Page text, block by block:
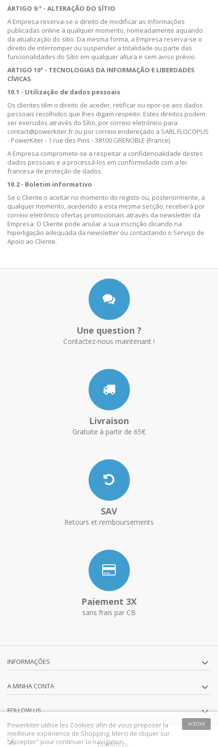
ARTIGO 9.º - ALTERAÇÃO DO SÍTIO
A Empresa reserva-se o direito de modificar as informações
publicadas online a qualquer momento, nomeadamente aquando
da atualização do sítio. Da mesma forma, a Empresa reserva-se o
direito de interromper ou suspender a totalidade ou parte das
funcionalidades do Sítio em qualquer altura e sem aviso prévio.
ARTIGO 10º - TECNOLOGIAS DA INFORMAÇÃO E LIBERDADES
CÍVICAS
10.1 - Utilização de dados pessoais
Os clientes têm o direito de aceder, retificar ou opor-se aos dados
pessoais recolhidos que lhes digam respeito. Estes direitos podem
ser exercidos através do Sítio, por correio eletrónico para
contact@powerkiter.fr ou por correio endereçado a SARL FLOCOPUS
- PowerKiter - 1 rue des Pins - 38100 GRENOBLE (France).
A Empresa compromete-se a respeitar a confidencialidade destes
dados pessoais e a processá-los em conformidade com a lei
francesa de proteção de dados.
10.2 - Boletim informativo
Se o Cliente o aceitar no momento do registo ou, posteriormente, a
qualquer momento, acedendo a esta mesma secção, receberá por
correio eletrónico ofertas promocionais através da newsletter da
Empresa. O Cliente pode anular a sua inscrição clicando na
hiperligação adequada da newsletter ou contactando o Serviço de
Apoio ao Cliente.
Une question ?
Contactez-nous maintenant !
Livraison
Gratuite à partir de 65€
SAV
Retours et remboursements
Paiement 3X
sans frais par CB
INFORMAÇÕES
A MINHA CONTA
FOLLOW US
ACEITAR
Powerkiter utilise les Cookies afin de vous proposer la
meilleure expérience de Shopping. Merci de cliquer sur
"Accepter" pour continuer la navigation.